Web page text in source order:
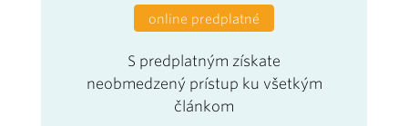
online predplatné
S predplatným získate
neobmedzený prístup ku všetkým
článkom